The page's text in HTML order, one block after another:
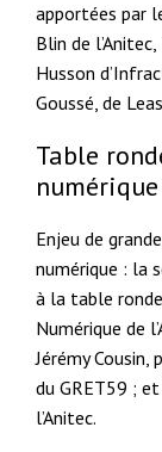
apportées par
Blin de
Husson
Goussé, de
Table
Enjeu de
numérique : la
à la table
Numérique de
Jérémy Cousin,
du GRET59 ;
l’Anitec.